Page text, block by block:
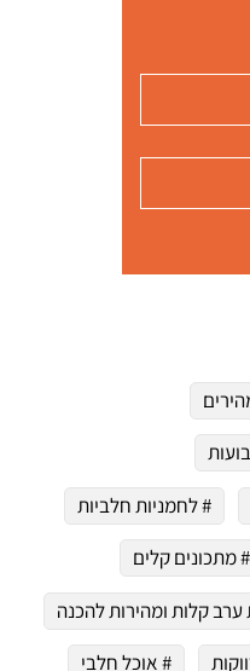
# לחמניות חלביות
# מתכונים קלים
ערב קלות ומהירות להכנה
# אוכל חלבי